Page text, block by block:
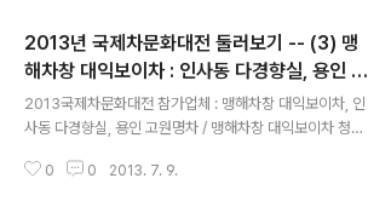
2013년 국제차문화대전 둘러보기 -- (3) 맹
해차창 대익보이차 : 인사동 다경향실, 용인 고
원명차
2013국제차문화대전 참가업체 : 맹해차창 대익보이차, 인
사동 다경향실, 용인 고원명차 / 맹해차창 대익보이차 청차
사헌보 / 대익보이차 총판 인사동 다경향실, 용인 고원명차
0 0 2013. 7. 9.